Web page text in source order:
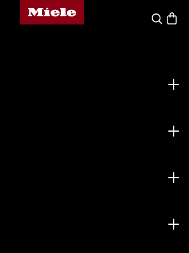
Page d'accueil de Miele
Search